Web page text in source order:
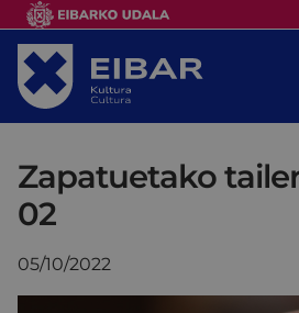
Zapatuetako
02
05/10/2022